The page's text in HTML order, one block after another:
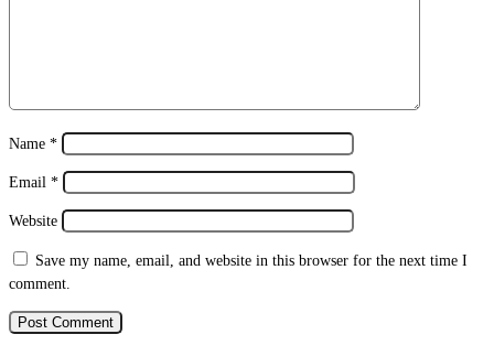
Name *
Email *
Website
Save my name, email, and website in this browser for the next time I
comment.